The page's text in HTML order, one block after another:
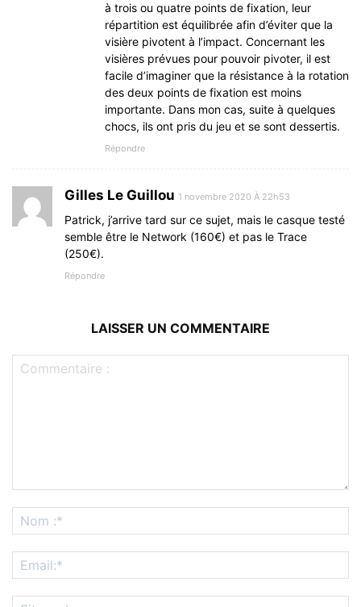
à trois ou quatre points de fixation, leur
répartition est équilibrée afin d’éviter que la
visière pivotent à l’impact. Concernant les
visières prévues pour pouvoir pivoter, il est
facile d’imaginer que la résistance à la rotation
des deux points de fixation est moins
importante. Dans mon cas, suite à quelques
chocs, ils ont pris du jeu et se sont dessertis.
Répondre
Gilles Le Guillou 1 novembre 2020 À 22h53
Patrick, j’arrive tard sur ce sujet, mais le casque testé
semble être le Network (160€) et pas le Trace
(250€).
Répondre
LAISSER UN COMMENTAIRE